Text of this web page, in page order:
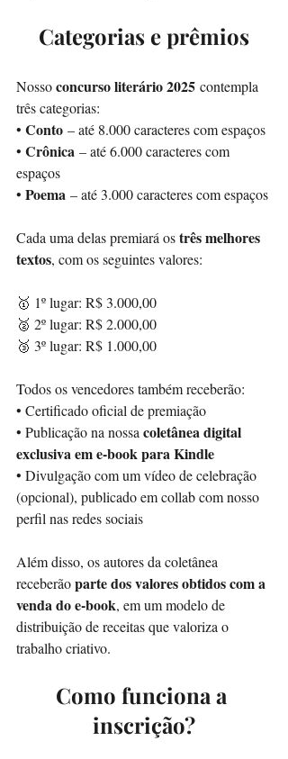
Categorias e prêmios
Nosso concurso literário 2025 contempla
três categorias:
• Conto – até 8.000 caracteres com espaços
• Crônica – até 6.000 caracteres com
espaços
• Poema – até 3.000 caracteres com espaços
Cada uma delas premiará os três melhores
textos, com os seguintes valores:
🥇 1º lugar: R$ 3.000,00
🥈 2º lugar: R$ 2.000,00
🥉 3º lugar: R$ 1.000,00
Todos os vencedores também receberão:
• Certificado oficial de premiação
• Publicação na nossa coletânea digital
exclusiva em e-book para Kindle
• Divulgação com um vídeo de celebração
(opcional), publicado em collab com nosso
perfil nas redes sociais
Além disso, os autores da coletânea
receberão parte dos valores obtidos com a
venda do e-book, em um modelo de
distribuição de receitas que valoriza o
trabalho criativo.
Como funciona a
inscrição?